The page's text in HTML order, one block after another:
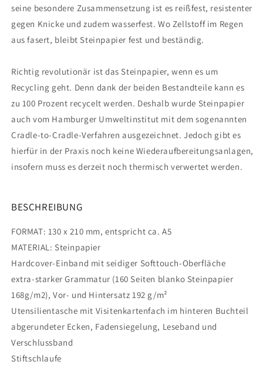
seine besondere Zusammensetzung ist es reißfest, resistenter
gegen Knicke und zudem wasserfest. Wo Zellstoff im Regen
aus fasert, bleibt Steinpapier fest und beständig.
Richtig revolutionär ist das Steinpapier, wenn es um
Recycling geht. Denn dank der beiden Bestandteile kann es
zu 100 Prozent recycelt werden. Deshalb wurde Steinpapier
auch vom Hamburger Umweltinstitut mit dem sogenannten
Cradle-to-Cradle-Verfahren ausgezeichnet. Jedoch gibt es
hierfür in der Praxis noch keine Wiederaufbereitungsanlagen,
insofern muss es derzeit noch thermisch verwertet werden.
BESCHREIBUNG
FORMAT: 130 x 210 mm, entspricht ca. A5
MATERIAL: Steinpapier
Hardcover-Einband mit seidiger Softtouch-Oberfläche
extra-starker Grammatur (160 Seiten blanko Steinpapier
168g/m2), Vor- und Hintersatz 192 g/m²
Utensilientasche mit Visitenkartenfach im hinteren Buchteil
abgerundeter Ecken, Fadensiegelung, Leseband und
Verschlussband
Stiftschlaufe